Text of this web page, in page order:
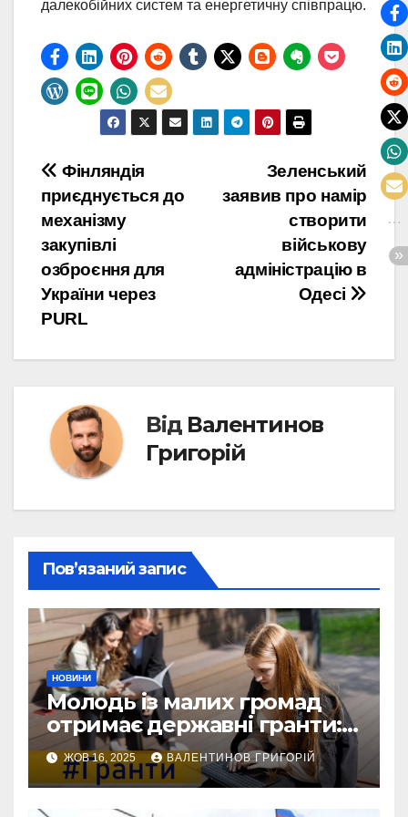
далекобійних систем та енергетичну співпрацю.
Навігація
записів
Зеленський
заявив про намір
створити
військову
адміністрацію в
Одесі
Фінляндія
приєднується до
механізму
закупівлі
озброєння для
України через
PURL
Від Валентинов
Григорій
Пов’язаний запис
НОВИНИ
Молодь із малих громад
отримає державні гранти:
виплати сягатимуть 200
тисяч гривень
ЖОВ 16, 2025 ВАЛЕНТИНОВ ГРИГОРІЙ